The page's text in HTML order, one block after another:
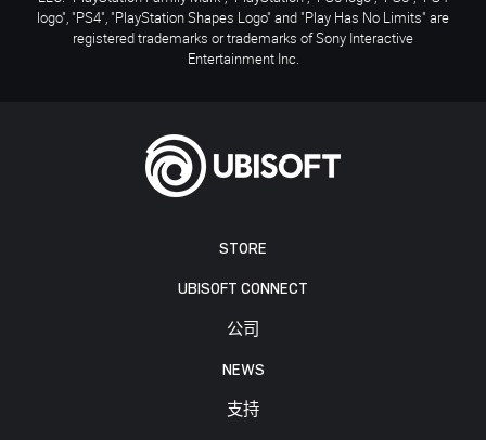
STORE
UBISOFT CONNECT
公司
NEWS
支持
logo", "PS4", "PlayStation Shapes Logo" and "Play Has No Limits" are
registered trademarks or trademarks of Sony Interactive
Entertainment Inc.